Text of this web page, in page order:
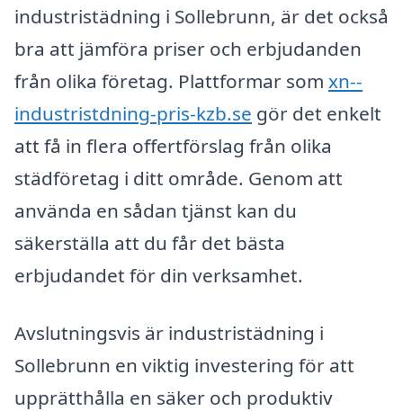
industristädning i Sollebrunn, är det också
bra att jämföra priser och erbjudanden
från olika företag. Plattformar som xn--
industristdning-pris-kzb.se gör det enkelt
att få in flera offertförslag från olika
städföretag i ditt område. Genom att
använda en sådan tjänst kan du
säkerställa att du får det bästa
erbjudandet för din verksamhet.
Avslutningsvis är industristädning i
Sollebrunn en viktig investering för att
upprätthålla en säker och produktiv